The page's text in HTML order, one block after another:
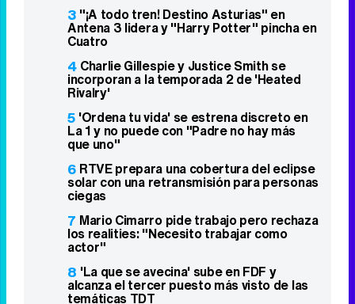
3 "¡A todo tren! Destino Asturias" en
Antena 3 lidera y "Harry Potter" pincha en
Cuatro
4 Charlie Gillespie y Justice Smith se
incorporan a la temporada 2 de 'Heated
Rivalry'
5 'Ordena tu vida' se estrena discreto en
La 1 y no puede con "Padre no hay más
que uno"
6 RTVE prepara una cobertura del eclipse
solar con una retransmisión para personas
ciegas
7 Mario Cimarro pide trabajo pero rechaza
los realities: "Necesito trabajar como
actor"
8 'La que se avecina' sube en FDF y
alcanza el tercer puesto más visto de las
temáticas TDT